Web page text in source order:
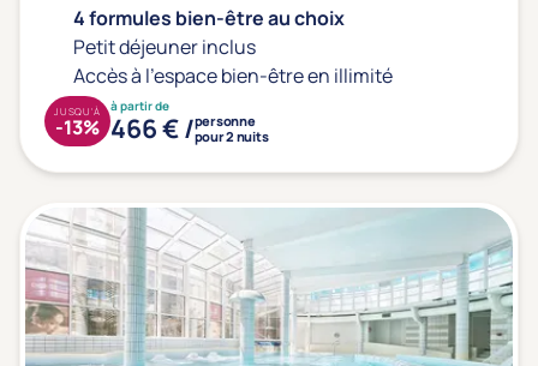
4 formules bien-être au choix
Petit déjeuner inclus
Accès à l'espace bien-être en illimité
à partir de
466 € /personne
pour 2 nuits
JUSQU'À
-13%